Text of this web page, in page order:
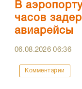
В
часов
авиарейсы
06.08.202606:36
Комментарии